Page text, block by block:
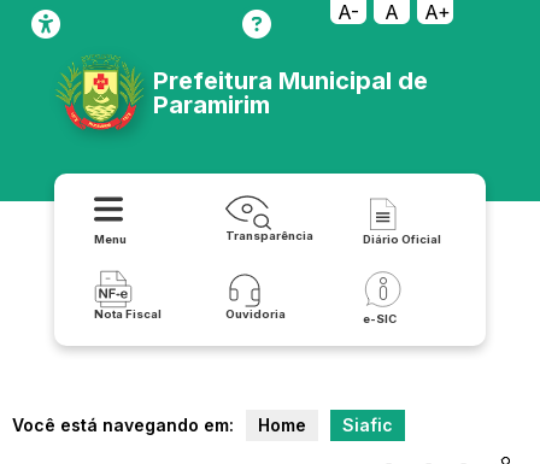
A- A A+
Prefeitura Municipal de
Paramirim
Menu Transparência Diário Oficial
Nota Fiscal Ouvidoria e-SIC
Você está navegando em: Home Siafic